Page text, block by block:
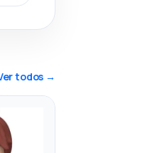
todos →